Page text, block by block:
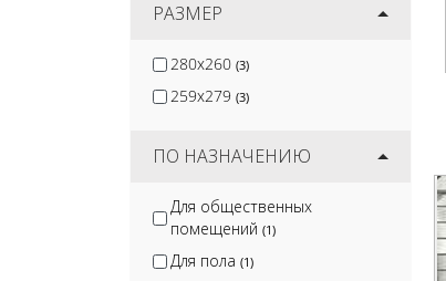
РАЗМЕР
280x260 (3)
259x279 (3)
ПО НАЗНАЧЕНИЮ
Для общественных
помещений (1)
Для пола (1)